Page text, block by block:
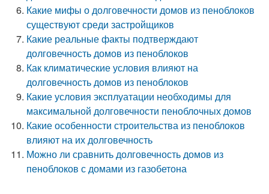
Какие мифы о долговечности домов из пеноблоков
существуют среди застройщиков
Какие реальные факты подтверждают
долговечность домов из пеноблоков
Как климатические условия влияют на
долговечность домов из пеноблоков
Какие условия эксплуатации необходимы для
максимальной долговечности пеноблочных домов
Какие особенности строительства из пеноблоков
влияют на их долговечность
Можно ли сравнить долговечность домов из
пеноблоков с домами из газобетона